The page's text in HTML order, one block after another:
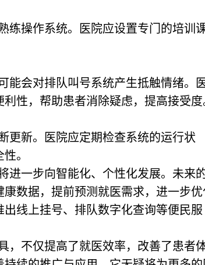
练操作系统。医院应设置专门的培训
能会对排队叫号系统产生抵触情绪。
性，帮助患者消除疑虑，提高接受度
更新。医院应定期检查系统的运行状
。
进一步向智能化、个性化发展。未来
数据，提前预测就医需求，进一步优
线上挂号、排队数字化查询等便民服
，不仅提高了就医效率，改善了患者